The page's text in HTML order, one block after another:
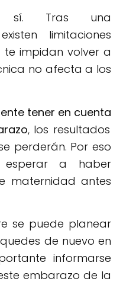
sí. Tras una
limitaciones
te impidan volver a
no afecta a los
tener en cuenta
, los resultados
perderán. Por eso
esperar a haber
maternidad antes
se puede planear
de nuevo en
informarse
embarazo de la